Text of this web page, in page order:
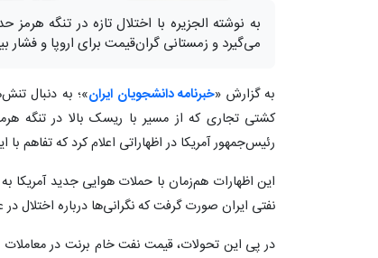
به نوشته الجزیره با اختلال تازه در تنگه
می‌گیرد و زمستانی گران‌قیمت برای اروپا و
به گزارش «خبرنامه دانشجویان ایران»؛ به دنبال
کشتی تجاری که از مسیر با ریسک بالا در تنگه
رئیس‌جمهور آمریکا در اظهاراتی اعلام کرد که تفاهم با
این اظهارات هم‌زمان با حملات هوایی جدید آمریکا
نفتی ایران صورت گرفت که نگرانی‌ها درباره اختلال